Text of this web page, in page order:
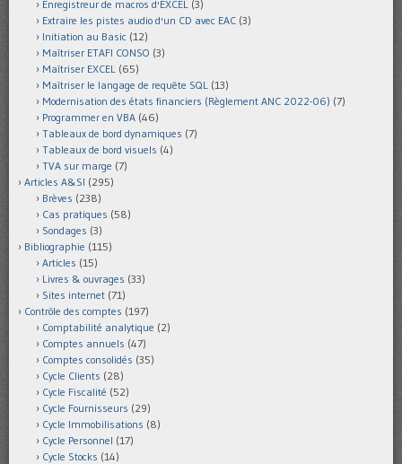
Enregistreur de macros d'EXCEL (3)
Extraire les pistes audio d'un CD avec EAC (3)
Initiation au Basic (12)
Maîtriser ETAFI CONSO (3)
Maîtriser EXCEL (65)
Maîtriser le langage de requête SQL (13)
Modernisation des états financiers (Règlement ANC 2022-06) (7)
Programmer en VBA (46)
Tableaux de bord dynamiques (7)
Tableaux de bord visuels (4)
TVA sur marge (7)
Articles A&SI (295)
Brèves (238)
Cas pratiques (58)
Sondages (3)
Bibliographie (115)
Articles (15)
Livres & ouvrages (33)
Sites internet (71)
Contrôle des comptes (197)
Comptabilité analytique (2)
Comptes annuels (47)
Comptes consolidés (35)
Cycle Clients (28)
Cycle Fiscalité (52)
Cycle Fournisseurs (29)
Cycle Immobilisations (8)
Cycle Personnel (17)
Cycle Stocks (14)